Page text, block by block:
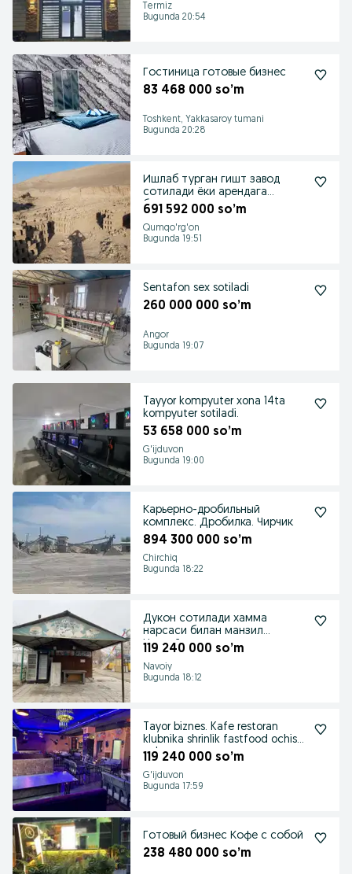
Termiz
Bugunda 20:54
Гостиница готовые бизнес
83 468 000 so’m
Toshkent, Yakkasaroy tumani
Bugunda 20:28
Ишлаб турган гишт завод
сотилади ёки арендага
берилади
691 592 000 so’m
Qumqo'rg'on
Bugunda 19:51
Sentafon sex sotiladi
260 000 000 so’m
Angor
Bugunda 19:07
Tayyor kompyuter xona 14ta
kompyuter sotiladi.
53 658 000 so’m
G'ijduvon
Bugunda 19:00
Карьерно-дробильный
комплекс. Дробилка. Чирчик
894 300 000 so’m
Chirchiq
Bugunda 18:22
Дукон сотилади хамма
нарсаси билан манзил
Навоийда
119 240 000 so’m
Navoiy
Bugunda 18:12
Tayor biznes. Kafe restoran
klubnika shrinlik fastfood ochish
uchun
119 240 000 so’m
G'ijduvon
Bugunda 17:59
Готовый бизнес Кофе с собой
238 480 000 so’m